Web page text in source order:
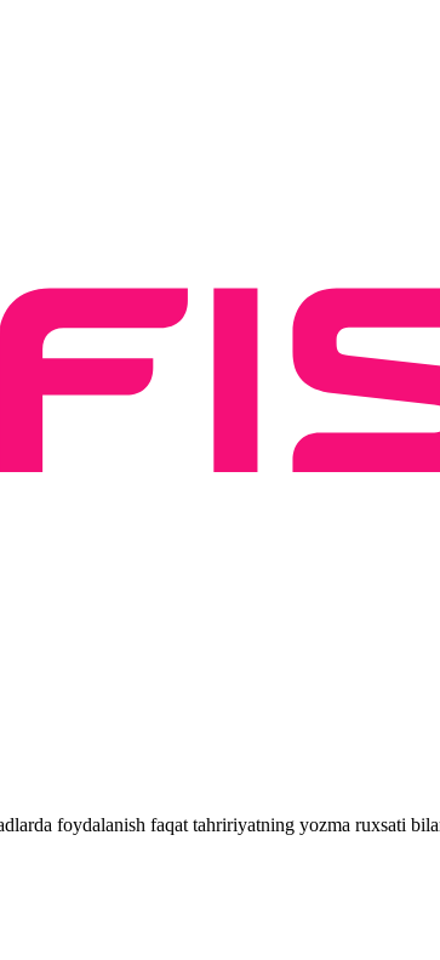
foydalanish faqat tahririyatning yozma ruxsati